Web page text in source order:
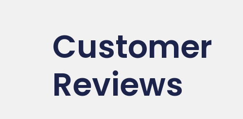
Customer
Reviews